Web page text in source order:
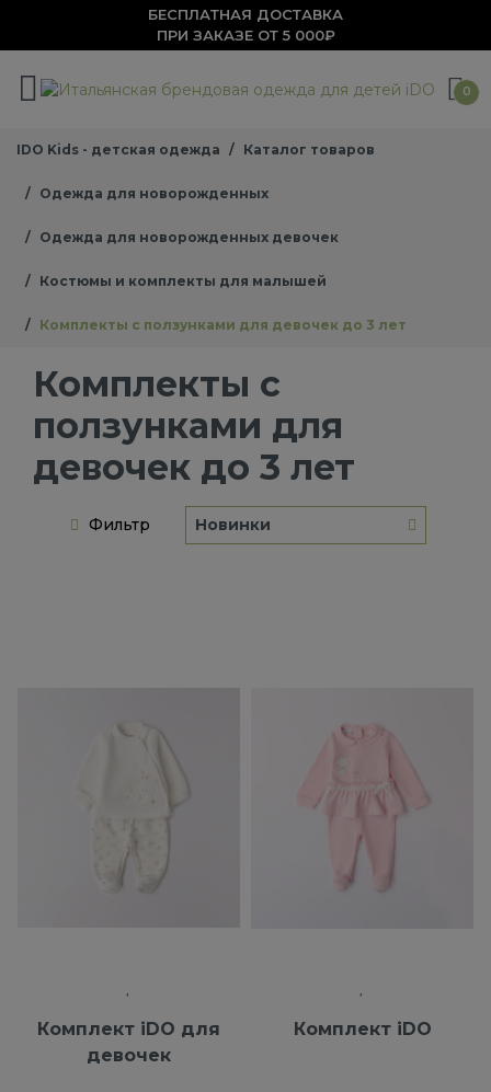
БЕСПЛАТНАЯ ДОСТАВКА
ПРИ ЗАКАЗЕ ОТ 5 000₽
0
IDO Kids - детская одежда Каталог товаров
Одежда для новорожденных
Одежда для новорожденных девочек
Костюмы и комплекты для малышей
Комплекты с ползунками для девочек до 3 лет
Комплекты с
ползунками для
девочек до 3 лет
Фильтр Новинки
Комплект iDO для
девочек
Комплект iDO